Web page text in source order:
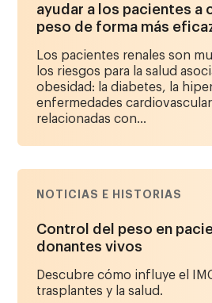
ayudar a los pacientes a
peso de forma más
Los pacientes renales son
los riesgos para la salud
obesidad: la diabetes, la
enfermedades
relacionadas con...
NOTICIAS E HISTORIAS
Control del peso en
donantes vivos
Descubre cómo influye el
trasplantes y la salud.